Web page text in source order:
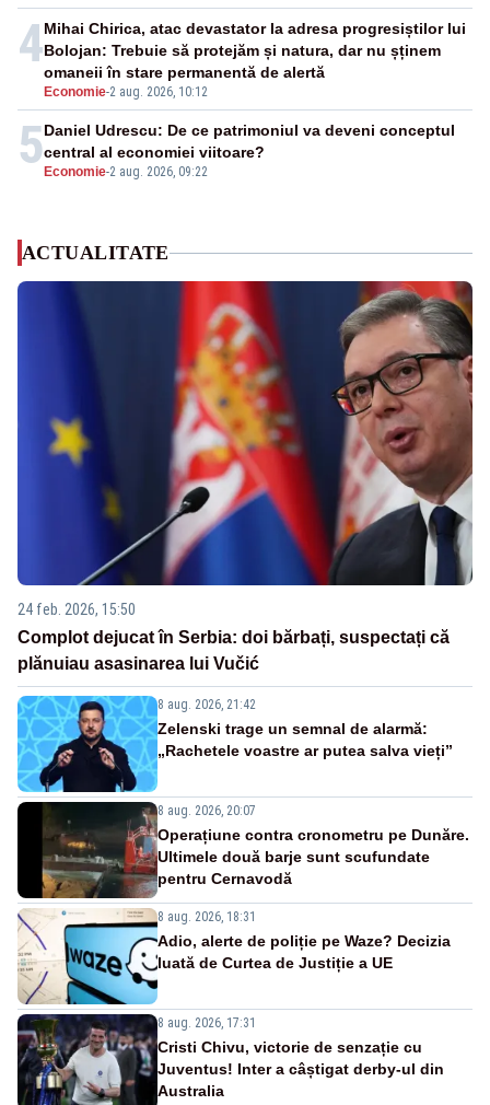
4
Economie-2 aug. 2026, 10:12
Mihai Chirica, atac devastator la adresa progresiștilor lui
Bolojan: Trebuie să protejăm și natura, dar nu șținem
omaneii în stare permanentă de alertă
5 Economie-2 aug. 2026, 09:22
Daniel Udrescu: De ce patrimoniul va deveni conceptul
central al economiei viitoare?
ACTUALITATE
24 feb. 2026, 15:50
Complot dejucat în Serbia: doi bărbați, suspectați că
plănuiau asasinarea lui Vučić
8 aug. 2026, 21:42
Zelenski trage un semnal de alarmă:
„Rachetele voastre ar putea salva vieți”
8 aug. 2026, 20:07
Operațiune contra cronometru pe Dunăre.
Ultimele două barje sunt scufundate
pentru Cernavodă
8 aug. 2026, 18:31
Adio, alerte de poliție pe Waze? Decizia
luată de Curtea de Justiție a UE
8 aug. 2026, 17:31
Cristi Chivu, victorie de senzație cu
Juventus! Inter a câștigat derby-ul din
Australia